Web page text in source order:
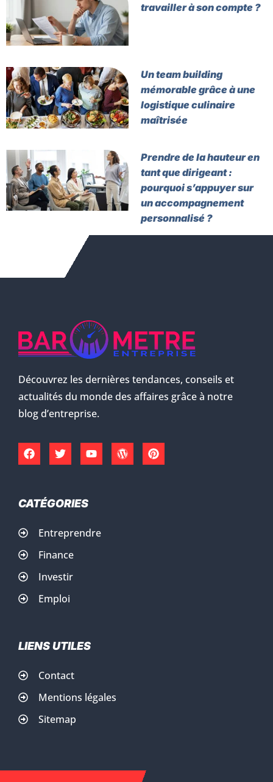
travailler à son compte ?
Un team building
mémorable grâce à une
logistique culinaire
maîtrisée
Prendre de la hauteur en
tant que dirigeant :
pourquoi s’appuyer sur
un accompagnement
personnalisé ?
Découvrez les dernières tendances, conseils et
actualités du monde des affaires grâce à notre
blog d’entreprise.
CATÉGORIES
Entreprendre
Finance
Investir
Emploi
LIENS UTILES
Contact
Mentions légales
Sitemap